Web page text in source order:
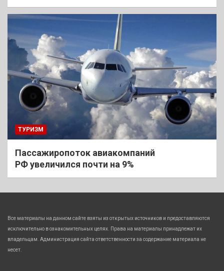
ТУРИЗМ
Пассажиропоток авиакомпаний
РФ увеличился почти на 9%
Все материалы на данном сайте взяты из открытых источников и предоставляются
исключительно в ознакомительных целях. Права на материалы принадлежат их
владельцам. Администрация сайта ответственности за содержание материала не
несет.